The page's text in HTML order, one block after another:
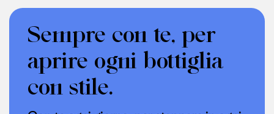
Sempre con te, per
aprire ogni bottiglia
con stile.